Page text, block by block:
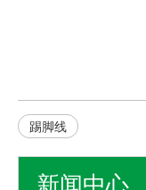
踢脚线
新闻中心